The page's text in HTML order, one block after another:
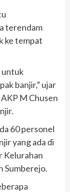
terendam
ke tempat
untuk
banjir,” ujar
M Chusen
60 personel
yang ada di
Kelurahan
Sumberejo.